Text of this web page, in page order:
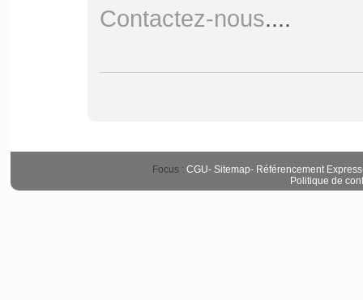
Contactez-nous....
Focus : CGU- Sitemap- Référencement Express
Politique de